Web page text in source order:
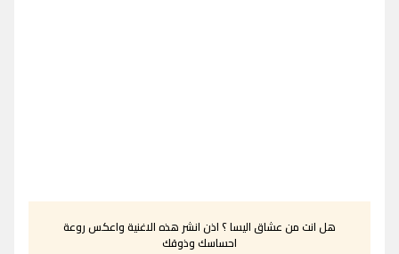
هل انت من عشاق اليسا ؟ اذن انشر هذه الاغنية واعكس روعة
احساسك وذوقك